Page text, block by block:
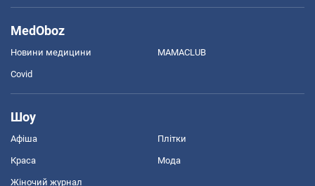
MedOboz
Новини медицини MAMACLUB
Covid
Шоу
Афіша Плітки
Краса Мода
Жіночий журнал